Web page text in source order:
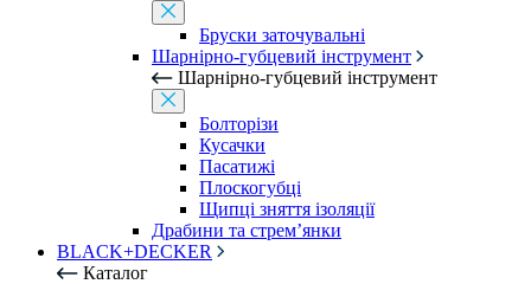
Бруски заточувальні
Шарнірно-губцевий інструмент
Шарнірно-губцевий інструмент
Болторізи
Кусачки
Пасатижі
Плоскогубці
Щипці зняття ізоляції
Драбини та стрем’янки
BLACK+DECKER
Каталог